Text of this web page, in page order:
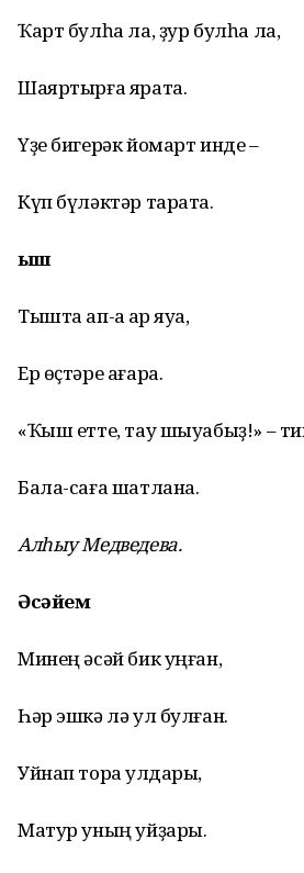
Ҡарт булһа ла, ҙур булһа ла,
Шаяртырға ярата.
Үҙе бигерәк йомарт инде –
Күп бүләктәр тарата.
Ҡыш
Тышта ап-аҡ ҡар яуа,
Ер өҫтәре ағара.
«Ҡыш етте, тау шыуабыҙ!» –
Бала-саға шатлана.
Алһыу Медведева.
Әсәйем
Минең әсәй бик уңған,
Һәр эшкә лә ул булған.
Уйнап тора ҡулдары,
Матур уның уйҙары.